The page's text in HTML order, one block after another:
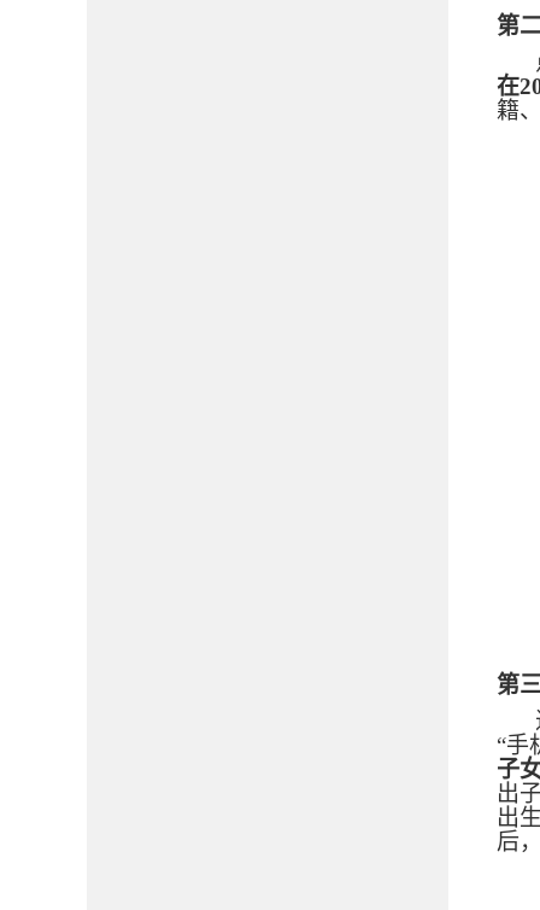
第
在
籍
第
“手
子
出
出
后